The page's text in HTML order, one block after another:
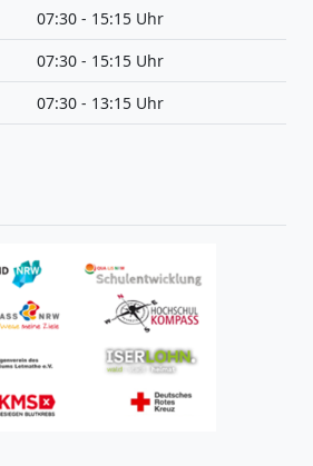
07:30 - 15:15 Uhr
07:30 - 15:15 Uhr
07:30 - 13:15 Uhr